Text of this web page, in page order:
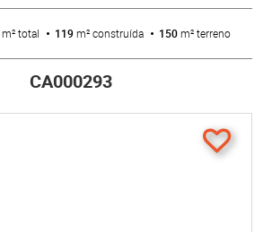
m² total 119 m² construída 150m² terreno
CA000293